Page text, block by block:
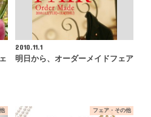
2010.11.1
明日から、オーダーメイドフェア
フェア・その他